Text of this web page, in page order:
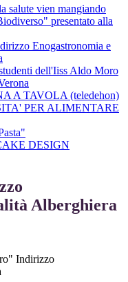
salute vien mangiando
presentato alla
Enogastronomia e
dell'Iiss Aldo Moro
A TAVOLA (teledehon)
PER ALIMENTARE
DESIGN
Alberghiera
Indirizzo